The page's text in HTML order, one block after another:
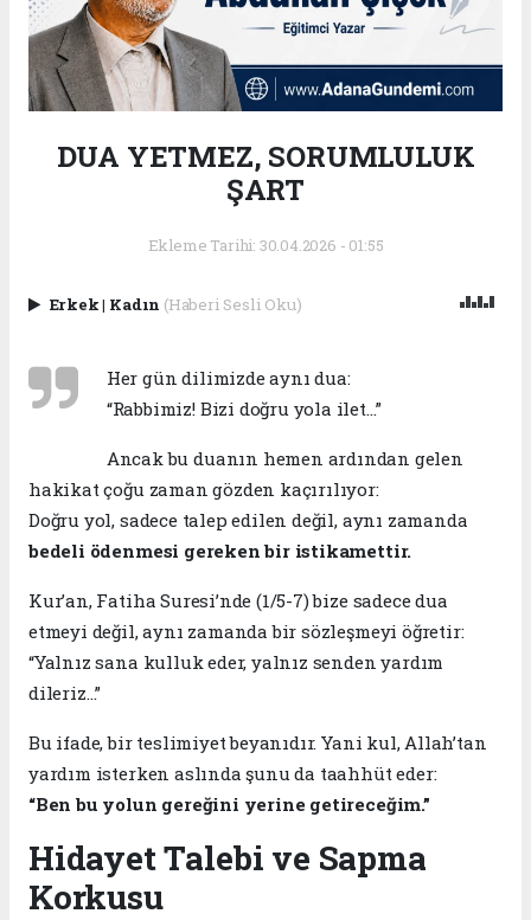
DUA YETMEZ, SORUMLULUK
ŞART
Ekleme Tarihi: 30.04.2026 - 01:55
Erkek| Kadın (Haberi Sesli Oku)
Her gün dilimizde aynı dua:
“Rabbimiz! Bizi doğru yola ilet…”
Ancak bu duanın hemen ardından gelen
hakikat çoğu zaman gözden kaçırılıyor:
Doğru yol, sadece talep edilen değil, aynı zamanda
bedeli ödenmesi gereken bir istikamettir.
Kur’an, Fatiha Suresi’nde (1/5-7) bize sadece dua
etmeyi değil, aynı zamanda bir sözleşmeyi öğretir:
“Yalnız sana kulluk eder, yalnız senden yardım
dileriz…”
Bu ifade, bir teslimiyet beyanıdır. Yani kul, Allah’tan
yardım isterken aslında şunu da taahhüt eder:
“Ben bu yolun gereğini yerine getireceğim.”
Hidayet Talebi ve Sapma
Korkusu